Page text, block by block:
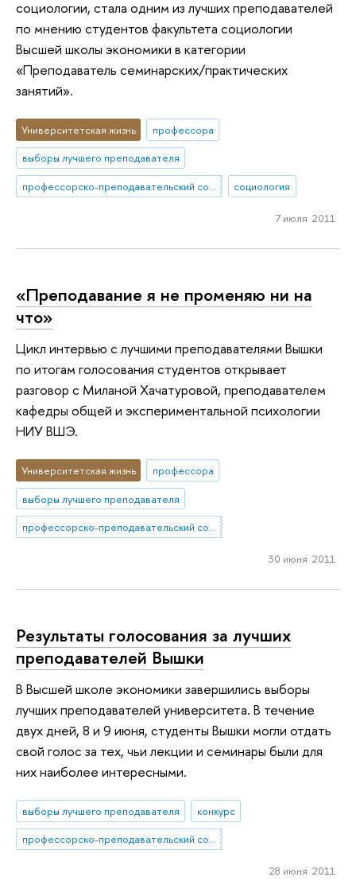
социологии, стала одним из лучших преподавателей
по мнению студентов факультета социологии
Высшей школы экономики в категории
«Преподаватель семинарских/практических
занятий».
Университетская жизнь
профессора
выборы лучшего преподавателя
профессорско-преподавательский состав
социология
7 июля 2011
«Преподавание я не променяю ни на
что»
Цикл интервью с лучшими преподавателями Вышки
по итогам голосования студентов открывает
разговор с Миланой Хачатуровой, преподавателем
кафедры общей и экспериментальной психологии
НИУ ВШЭ.
Университетская жизнь
профессора
выборы лучшего преподавателя
профессорско-преподавательский состав
30 июня 2011
Результаты голосования за лучших
преподавателей Вышки
В Высшей школе экономики завершились выборы
лучших преподавателей университета. В течение
двух дней, 8 и 9 июня, студенты Вышки могли отдать
свой голос за тех, чьи лекции и семинары были для
них наиболее интересными.
выборы лучшего преподавателя
конкурс
профессорско-преподавательский состав
28 июня 2011